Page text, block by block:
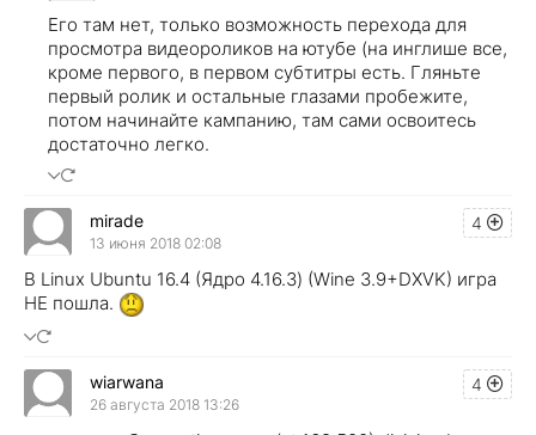
Его там нет, только возможность перехода для
просмотра видеороликов на ютубе (на инглише все,
кроме первого, в первом субтитры есть. Гляньте
первый ролик и остальные глазами пробежите,
потом начинайте кампанию, там сами освоитесь
достаточно легко.
4
mirade
13 июня 2018 02:08
В Linux Ubuntu 16.4 (Ядро 4.16.3) (Wine 3.9+DXVK) игра
НЕ пошла.
4
wiarwana
26 августа 2018 13:26